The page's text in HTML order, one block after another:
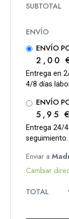
ENVÍO
2,00
Entrega en
4/8 días
ENVÍO
5,95 €
Entrega 24/
seguimiento.
Enviar a
Cambiar